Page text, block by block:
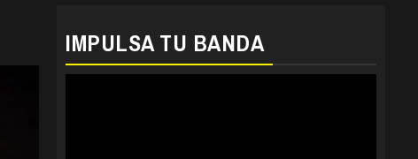
IMPULSA TU BANDA